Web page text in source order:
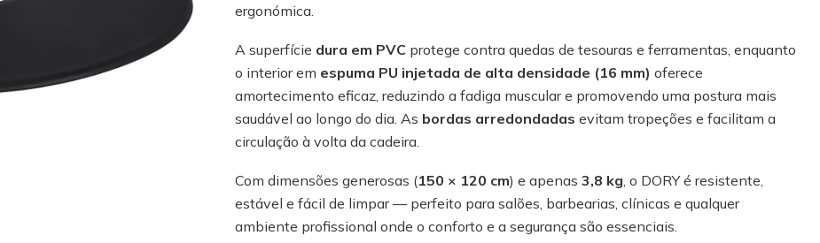
ergonómica.
A superfície dura em PVC protege contra quedas de tesouras e ferramentas, enquanto
o interior em espuma PU injetada de alta densidade (16 mm) oferece
amortecimento eficaz, reduzindo a fadiga muscular e promovendo uma postura mais
saudável ao longo do dia. As bordas arredondadas evitam tropeções e facilitam a
circulação à volta da cadeira.
Com dimensões generosas (150 × 120 cm) e apenas 3,8 kg , o DORY é resistente,
estável e fácil de limpar — perfeito para salões, barbearias, clínicas e qualquer
ambiente profissional onde o conforto e a segurança são essenciais.